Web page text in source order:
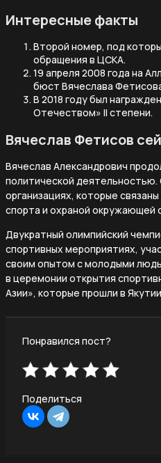
Интересные факты
Второй номер, под
обращения в ЦСКА.
19 апреля 2008 года на
бюст Вячеслава
В 2018 году был
Отечеством» II степени.
Вячеслав Фетисов
Вячеслав Александрович
политической деятельностью.
организациях, которые
спорта и охраной окружающей
Двукратный олимпийский
спортивных мероприятиях,
своим опытом с молодыми
в церемонии открытия
Азии», которые прошли в
Понравился пост?
Поделиться